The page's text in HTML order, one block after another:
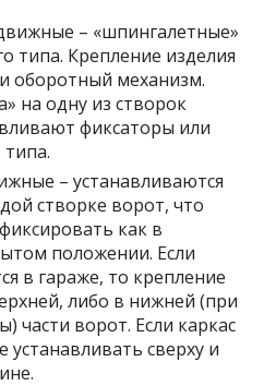
– «шпингалетные»
типа. Крепление изделия
оборотный механизм.
на одну из створок
фиксаторы или
– устанавливаются
створке ворот, что
как в
положении. Если
в гараже, то крепление
либо в нижней (при
части ворот. Если каркас
устанавливать сверху и